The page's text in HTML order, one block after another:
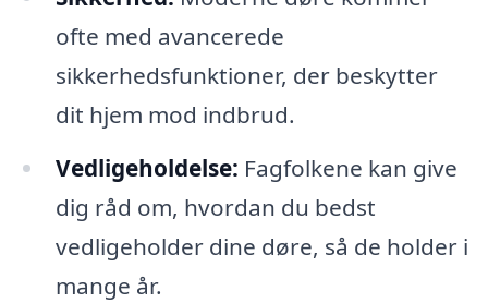
ofte med avancerede
sikkerhedsfunktioner, der beskytter
dit hjem mod indbrud.
Vedligeholdelse: Fagfolkene kan give
dig råd om, hvordan du bedst
vedligeholder dine døre, så de holder i
mange år.